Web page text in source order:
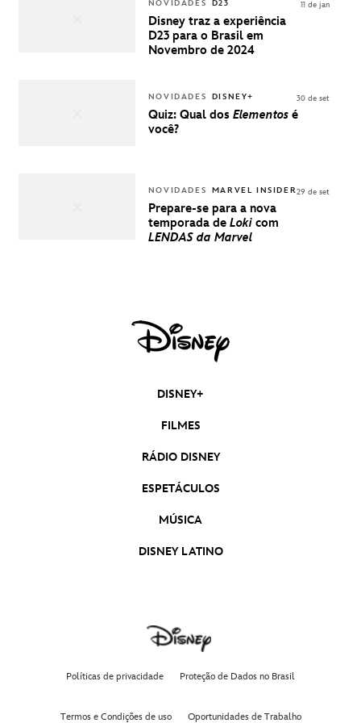
PARA A D23
BRASIL -
UMA
DISNEY
NOVIDADES D23
Disney traz a experiência
D23 para o Brasil em
Novembro de 2024
11 de jan
NOVIDADES DISNEY+
Quiz: Qual dos Elementos é
você?
30 de set
NOVIDADES MARVEL INSIDER
Prepare-se para a nova
temporada de Loki com
LENDAS da Marvel
29 de set
DISNEY+
FILMES
RÁDIO DISNEY
ESPETÁCULOS
MÚSICA
DISNEY LATINO
Políticas de privacidade Proteção de Dados no Brasil
Termos e Condições de uso Oportunidades de Trabalho